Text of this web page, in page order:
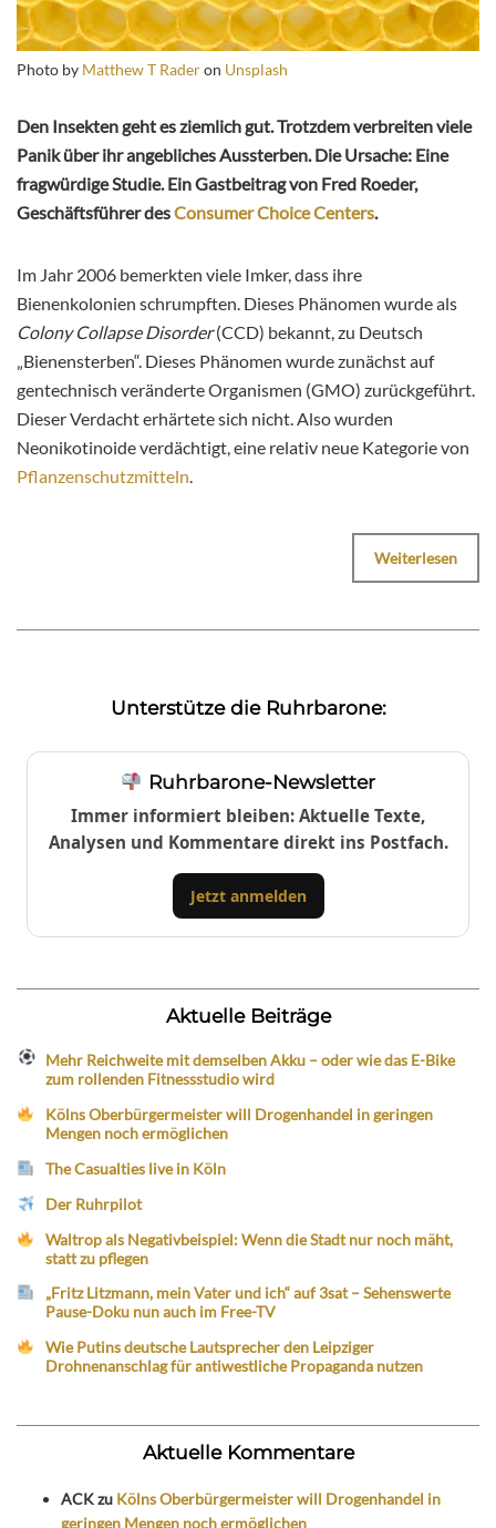
Photo by Matthew T Raderon Unsplash
Den Insekten geht es ziemlich gut. Trotzdem verbreiten viele
Panik über ihr angebliches Aussterben. Die Ursache: Eine
fragwürdige Studie. Ein Gastbeitrag von Fred Roeder,
Geschäftsführer desConsumer Choice Centers.
Im Jahr 2006 bemerkten viele Imker, dass ihre
Bienenkolonien schrumpften. Dieses Phänomen wurde als
Colony Collapse Disorder(CCD) bekannt, zu Deutsch
„Bienensterben“. Dieses Phänomen wurde zunächst auf
gentechnisch veränderte Organismen (GMO) zurückgeführt.
Dieser Verdacht erhärtete sich nicht. Also wurden
Neonikotinoide verdächtigt, eine relativ neue Kategorie von
Pflanzenschutzmitteln.
Weiterlesen
Unterstütze die Ruhrbarone:
Ruhrbarone-Newsletter
Immer informiert bleiben: Aktuelle Texte,
Analysen und Kommentare direkt ins Postfach.
Jetzt anmelden
Aktuelle Beiträge
Mehr Reichweite mit demselben Akku – oder wie das E-Bike
zum rollenden Fitnessstudio wird
Kölns Oberbürgermeister will Drogenhandel in geringen
Mengen noch ermöglichen
The Casualties live in Köln
Der Ruhrpilot
Waltrop als Negativbeispiel: Wenn die Stadt nur noch mäht,
statt zu pflegen
„Fritz Litzmann, mein Vater und ich“ auf 3sat – Sehenswerte
Pause-Doku nun auch im Free-TV
Wie Putins deutsche Lautsprecher den Leipziger
Drohnenanschlag für antiwestliche Propaganda nutzen
Aktuelle Kommentare
ACKzu Kölns Oberbürgermeister will Drogenhandel in
geringen Mengen noch ermöglichen